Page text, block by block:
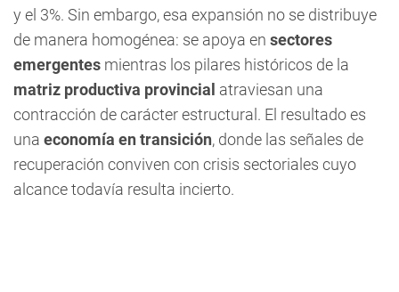
y el 3%. Sin embargo, esa expansión no se distribuye
de manera homogénea: se apoya en sectores
emergentes mientras los pilares históricos de la
matriz productiva provincial atraviesan una
contracción de carácter estructural. El resultado es
una economía en transición, donde las señales de
recuperación conviven con crisis sectoriales cuyo
alcance todavía resulta incierto.